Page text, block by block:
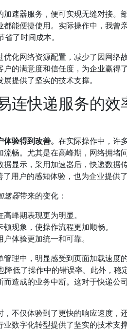
速器服务，便可实现无缝对接。
能便捷使用。实际操作中，我曾
了时间成本。
化网络资源配置，减少了因网络
的满意度和信任度，为企业赢得
提供了坚实的技术支撑。
连快递服务的效
验得到改善。 在实际操作中，许
畅。尤其是在高峰期，网络拥堵
显示，采用加速器后，快递数据
用户的感知体验，也为企业提供
速器带来的变化：
峰期表现更为明显。
现象，使操作流程更加顺畅。
体验更加统一和可靠。
管理中，明显感受到页面加载速度
低了操作中的错误率。此外，稳
造成的业务中断。这对于快递公
不仅体验到了更快的响应速度，
数字化转型提供了坚实的技术支